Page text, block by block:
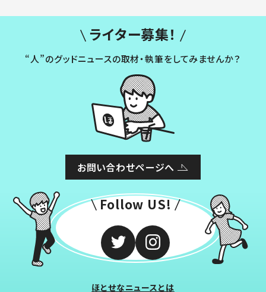
ライター募集！
“人”のグッドニュースの取材・執筆をしてみませんか？
お問い合わせページへ
Follow US!
ほとせなニュースとは